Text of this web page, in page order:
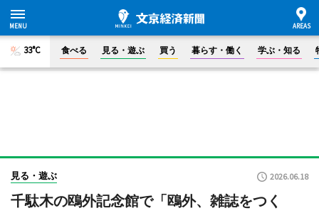
33°C 食べる 見る・遊ぶ 買う 暮らす・働く 学ぶ・知る
見る・遊ぶ 2026.06.18
千駄木の鴎外記念館で「鴎外、雑誌をつく